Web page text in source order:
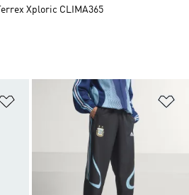
Añadir a la lista de deseos
Xploric CLIMA365